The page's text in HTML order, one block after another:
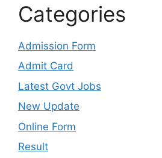
Categories
Admission Form
Admit Card
Latest Govt Jobs
New Update
Online Form
Result